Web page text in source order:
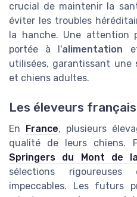
crucial de maintenir la
éviter les troubles
la hanche. Une attention
portée à l'alimentation
utilisées, garantissant une
et chiens adultes.
Les éleveurs
En France, plusieurs
qualité de leurs chiens.
Springers du Mont de
sélections
impeccables. Les futurs